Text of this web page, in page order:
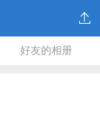
好友的相册